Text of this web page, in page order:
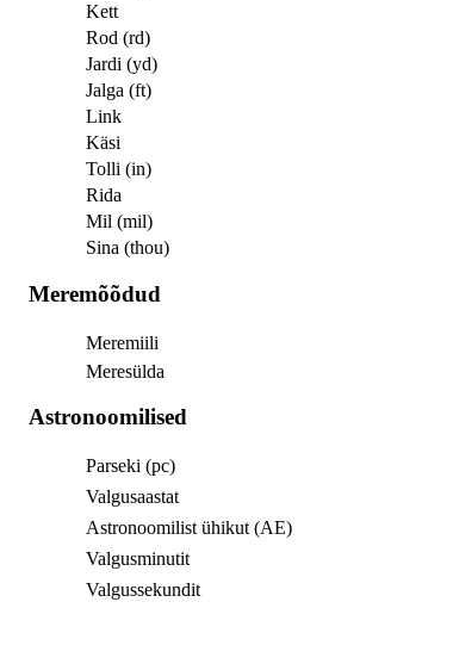
Kett
Rod (rd)
Jardi (yd)
Jalga (ft)
Link
Käsi
Tolli (in)
Rida
Mil (mil)
Sina (thou)
Meremõõdud
Meremiili
Meresülda
Astronoomilised
Parseki (pc)
Valgusaastat
Astronoomilist ühikut (AE)
Valgusminutit
Valgussekundit